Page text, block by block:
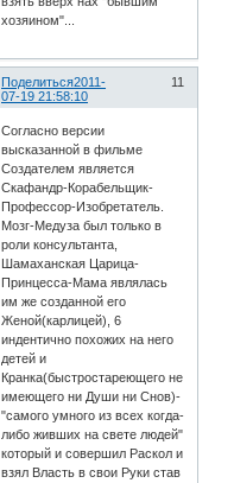
хозяином"...
Поделиться 11
2011-
07-19 21:58:10
Согласно версии
высказанной в фильме
Создателем является
Скафандр-Корабельщик-
Профессор-Изобретатель.
Мозг-Медуза был только в
роли консультанта,
Шамаханская Царица-
Принцесса-Мама являлась
им же созданной его
Женой(карлицей), 6
индентично похожих на него
детей и
Кранка(быстростареющего не
имеющего ни Души ни Снов)-
"самого умного из всех когда-
либо живших на свете людей"
который и совершил Раскол и
взял Власть в свои Руки став